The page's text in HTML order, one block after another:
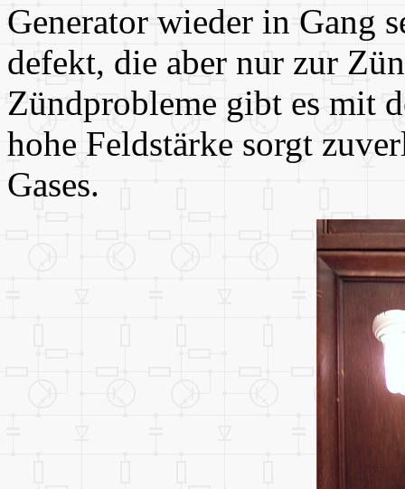
Generator wieder in Gang
defekt, die aber nur zur
Zündprobleme gibt es mit
hohe Feldstärke sorgt
Gases.